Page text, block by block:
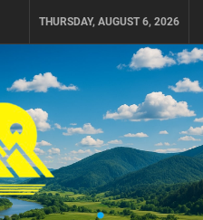
THURSDAY, AUGUST 6, 2026